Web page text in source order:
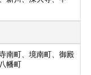
南町、境南町、御殿
幡町